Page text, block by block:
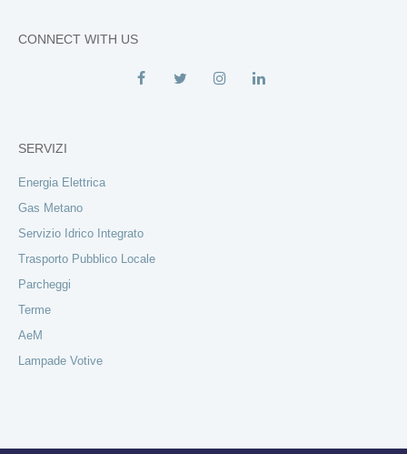
CONNECT WITH US
SERVIZI
Energia Elettrica
Gas Metano
Servizio Idrico Integrato
Trasporto Pubblico Locale
Parcheggi
Terme
AeM
Lampade Votive